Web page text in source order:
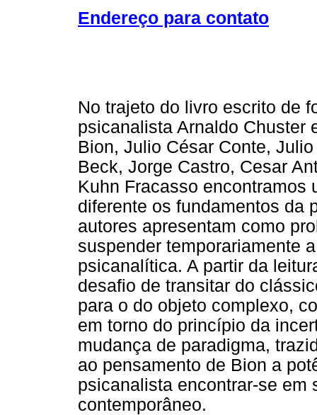
Endereço para contato
No trajeto do livro escrito de
psicanalista Arnaldo Chuster
Bion, Julio César Conte,
Beck, Jorge Castro, Cesar
Kuhn Fracasso encontramos
diferente os fundamentos da
autores apresentam como
suspender temporariamente
psicanalítica. A partir da
desafio de transitar do
para o do objeto complexo,
em torno do princípio da
mudança de paradigma,
ao pensamento de Bion a
psicanalista encontrar-se em
contemporâneo.